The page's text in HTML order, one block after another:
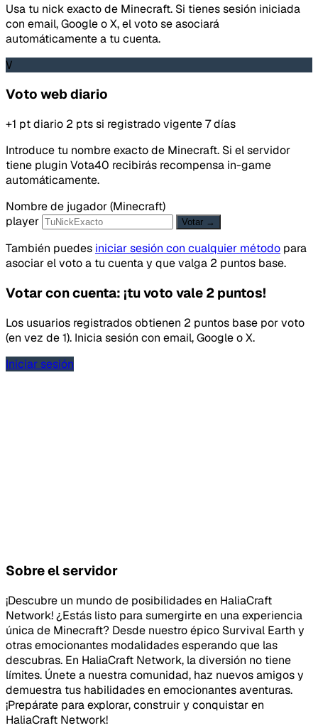
Usa tu nick exacto de Minecraft. Si tienes sesión iniciada
con email, Google o X, el voto se asociará
automáticamente a tu cuenta.
V
Voto web diario
+1 pt diario 2 pts si registradovigente 7 días
Introduce tu nombre exacto de Minecraft. Si el servidor
tiene plugin Vota40 recibirás recompensa in-game
automáticamente.
Nombre de jugador (Minecraft)
player
Votar →
También puedes iniciar sesión con cualquier método para
asociar el voto a tu cuenta y que valga 2 puntos base.
Votar con cuenta: ¡tu voto vale 2 puntos!
Los usuarios registrados obtienen 2 puntos base por voto
(en vez de 1). Inicia sesión con email, Google o X.
Iniciar sesión
Sobre el servidor
¡Descubre un mundo de posibilidades en HaliaCraft
Network! ¿Estás listo para sumergirte en una experiencia
única de Minecraft? Desde nuestro épico Survival Earth y
otras emocionantes modalidades esperando que las
descubras. En HaliaCraft Network, la diversión no tiene
límites. Únete a nuestra comunidad, haz nuevos amigos y
demuestra tus habilidades en emocionantes aventuras.
¡Prepárate para explorar, construir y conquistar en
HaliaCraft Network!